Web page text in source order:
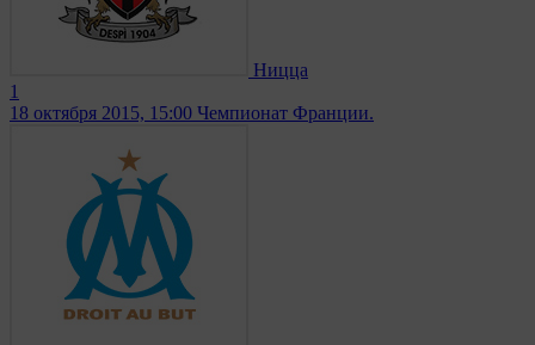
Ницца
1
18 октября 2015, 15:00 Чемпионат Франции.